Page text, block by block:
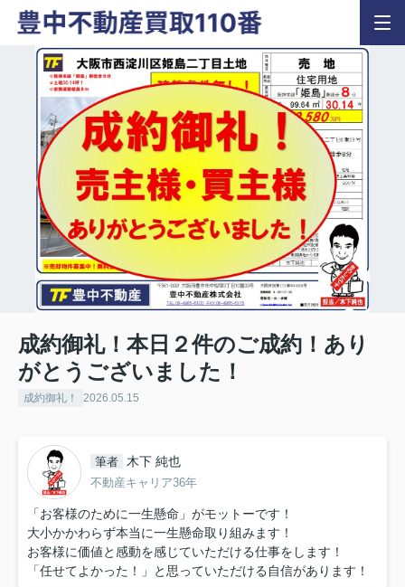
成約御礼！本日２件のご成約！あり
がとうございました！
成約御礼！ 2026.05.15
筆者 木下 純也
不動産キャリア36年
「お客様のために一生懸命」がモットーです！
大小かかわらず本当に一生懸命取り組みます！
お客様に価値と感動を感じていただける仕事をします！
「任せてよかった！」と思っていただける自信があります！